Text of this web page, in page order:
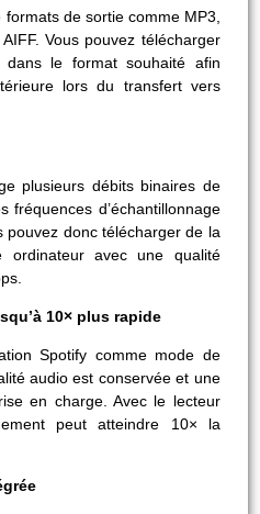
de sortie comme MP3,
Vous pouvez télécharger
dans le format souhaité afin
lors du transfert vers
plusieurs débits binaires de
fréquences d’échantillonnage
pouvez donc télécharger de la
ordinateur avec une qualité
10× plus rapide
Spotify comme mode de
audio est conservée et une
en charge. Avec le lecteur
peut atteindre 10× la